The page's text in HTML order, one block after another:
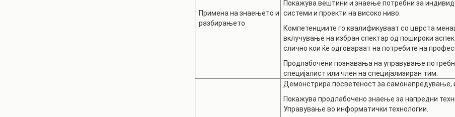
Примена на знаењето и
разбирањето
Покажува вештини и знаење потребни за
системи и проекти на високо ниво.
Компетенциите го квалификуваат со цврста
вклучување на избран спектар од пошироки
слично кои ќе одговараат на потребите на
Продлабочени познавања на управување
специјалист или член на специјализиран тим.
Демонстрира посветеност за самонапредување,
Покажува продлабочено знаење за напредни
Управување во информатички технологии.